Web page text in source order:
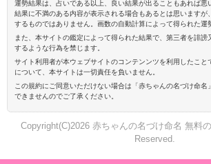
運勢結果は、占いである以上、良い結果が出ることもあれば悪
結果に不満のある内容が表示される場合もあるとは思いますが
するものではありません。画数の自動計算によって得られた運
また、本サイトの鑑定によって得られた結果で、第三者を誹謗
するような行為を禁じます。
サイト利用者が本ウェブサイトのコンテンンツを利用したこと
について、本サイトは一切責任を負いません。
この規約にご同意いただけない場合は「赤ちゃんの名づけ命名
できませんのでご了承ください。
Copyright(C)2026 赤ちゃんの名づけ命名 無料
Reserved.